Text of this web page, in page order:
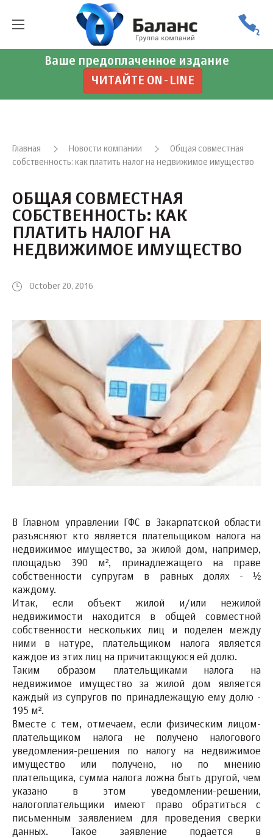
Ваше предоплаченное издание
ЧИТАЙТЕ ON-LINE
Главная Новости компании
Общая совместная
собственность: как платить налог на недвижимое имущество
ОБЩАЯ СОВМЕСТНАЯ
СОБСТВЕННОСТЬ: КАК
ПЛАТИТЬ НАЛОГ НА
НЕДВИЖИМОЕ ИМУЩЕСТВО
October 20, 2016
В Главном управлении ГФС в Закарпатской области
разъясняют кто является плательщиком налога на
недвижимое имущество, за жилой дом, например,
площадью 390 м², принадлежащего на праве
собственности супругам в равных долях - ½
каждому.
Итак, если объект жилой и/или нежилой
недвижимости находится в общей совместной
собственности нескольких лиц и поделен между
ними в натуре, плательщиком налога является
каждое из этих лиц на причитающуюся ей долю.
Таким образом плательщиками налога на
недвижимое имущество за жилой дом является
каждый из супругов по принадлежащую ему долю -
195 м².
Вместе с тем, отмечаем, если физическим лицом-
плательщиком налога не получено налогового
уведомления-решения по налогу на недвижимое
имущество или получено, но по мнению
плательщика, сумма налога ложна быть другой, чем
указано в этом уведомлении-решении,
налогоплательщики имеют право обратиться с
письменным заявлением для проведения сверки
данных. Такое заявление подается в